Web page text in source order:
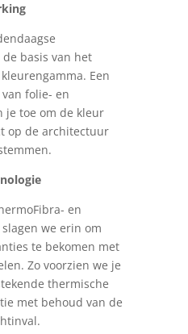
basis van het
Een
folie- en
je toe om de kleur
op de architectuur
en
we erin om
te bekomen met
Zo voorzien we je
thermische
met behoud van de